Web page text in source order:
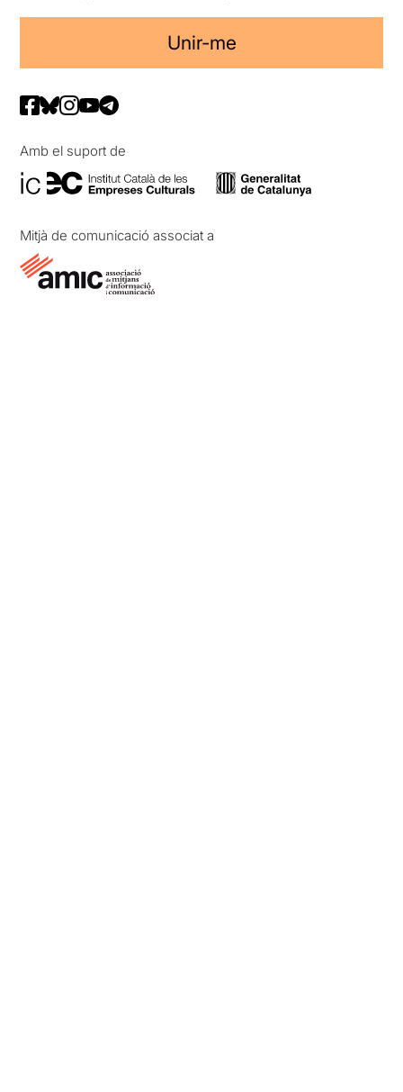
Unir-me
Amb el suport de
Mitjà de comunicació associat a